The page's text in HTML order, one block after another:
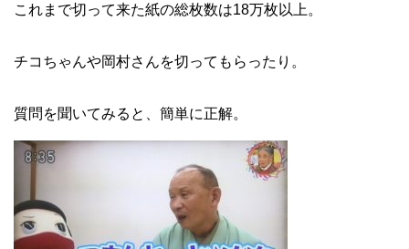
これまで切って来た紙の総枚数は18万枚以上。
チコちゃんや岡村さんを切ってもらったり。
質問を聞いてみると、簡単に正解。